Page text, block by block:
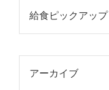
給食ピックアップ
アーカイブ